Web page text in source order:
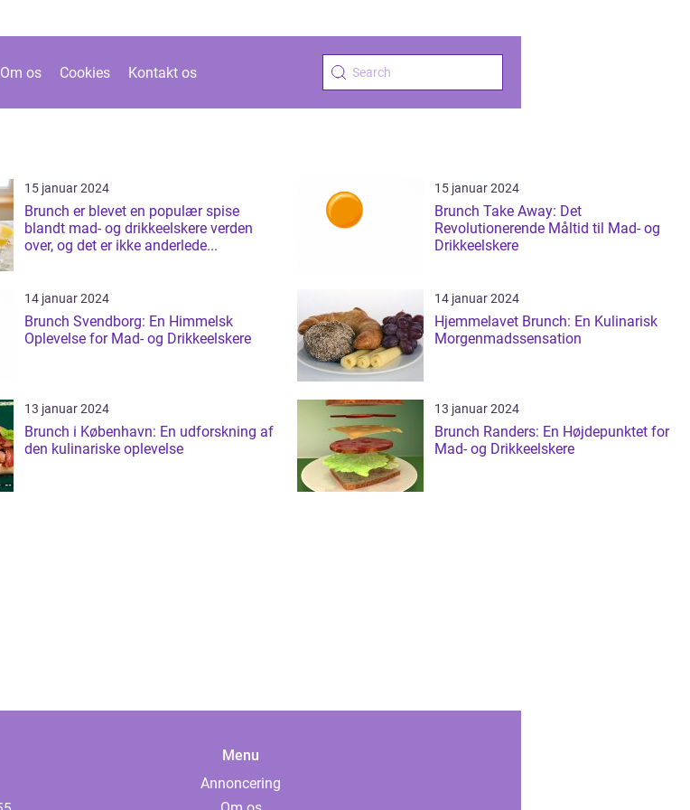
Om os Cookies Kontakt os
15 januar 2024
Brunch er blevet en populær spise
blandt mad- og drikkeelskere verden
over, og det er ikke anderlede...
15 januar 2024
Brunch Take Away: Det
Revolutionerende Måltid til Mad- og
Drikkeelskere
14 januar 2024
Brunch Svendborg: En Himmelsk
Oplevelse for Mad- og Drikkeelskere
14 januar 2024
Hjemmelavet Brunch: En Kulinarisk
Morgenmadssensation
13 januar 2024
Brunch i København: En udforskning af
den kulinariske oplevelse
13 januar 2024
Brunch Randers: En Højdepunktet for
Mad- og Drikkeelskere
Menu
Annoncering